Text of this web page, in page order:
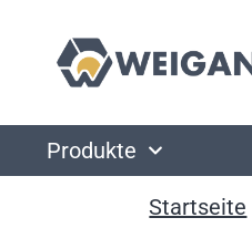
Produkte
Startseite